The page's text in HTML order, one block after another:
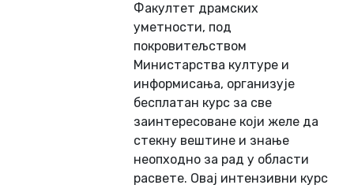
Факултет драмских
уметности, под
покровитељством
Министарства културе и
информисања, организује
бесплатан курс за све
заинтересоване који желе да
стекну вештине и знање
неопходно за рад у области
расвете. Овај интензивни курс